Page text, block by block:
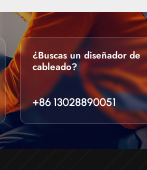
de bobinado
específicas.
por los
al
productos.
¿Buscas un diseñador de
cableado?
+86 13028890051